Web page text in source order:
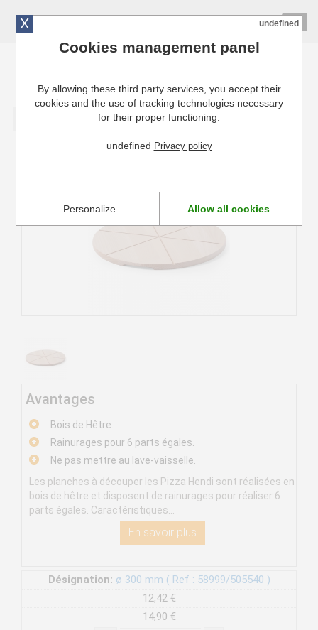
Cuisinresto: Ustensiles de cuisine pour professionnels
Avantages
Bois de Hêtre.
Rainurages pour 6 parts égales.
Ne pas mettre au lave-vaisselle.
Les planches à découper les Pizza Hendi sont réalisées en
bois de hêtre et disposent de rainurages pour réaliser 6
parts égales. Caractéristiques...
En savoir plus
Désignation: ø 300 mm ( Ref : 58999/505540 )
12,42 €
14,90 €
X undefined
Cookies management panel
By allowing these third party services, you accept their
cookies and the use of tracking technologies necessary
for their proper functioning.
undefined Privacy policy
Personalize Allow all cookies